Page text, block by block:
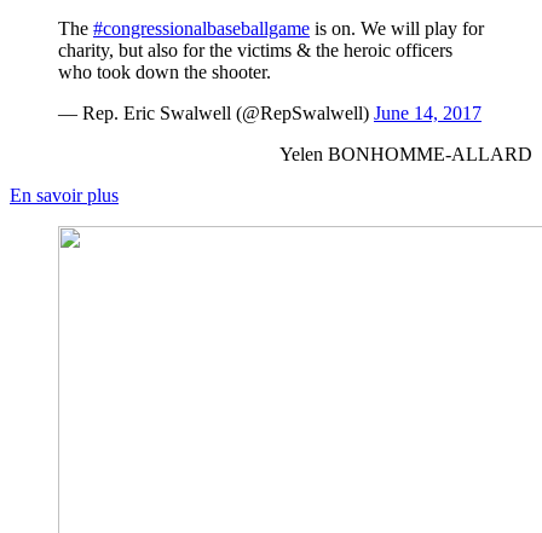
The #congressionalbaseballgame is on. We will play for
charity, but also for the victims & the heroic officers
who took down the shooter.
— Rep. Eric Swalwell (@RepSwalwell) June 14, 2017
Yelen BONHOMME-ALLARD
En savoir plus